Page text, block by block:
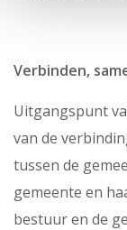
Verbinden,
Uitgangspunt
van de
tussen de
gemeente en
bestuur en de